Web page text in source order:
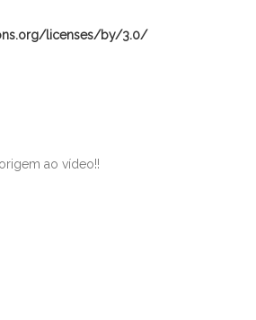
licenses/by/3.0/
ao vídeo!!